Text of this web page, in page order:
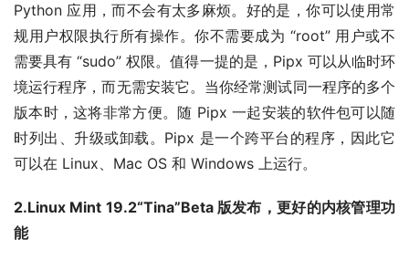
Python 应用，而不会有太多麻烦。好的是，你可以使用常
规用户权限执行所有操作。你不需要成为 “root” 用户或不
需要具有 “sudo” 权限。值得一提的是，Pipx 可以从临时环
境运行程序，而无需安装它。当你经常测试同一程序的多个
版本时，这将非常方便。随 Pipx 一起安装的软件包可以随
时列出、升级或卸载。Pipx 是一个跨平台的程序，因此它
可以在 Linux、Mac OS 和 Windows 上运行。
2.Linux Mint 19.2“Tina”Beta 版发布，更好的内核管理功
能